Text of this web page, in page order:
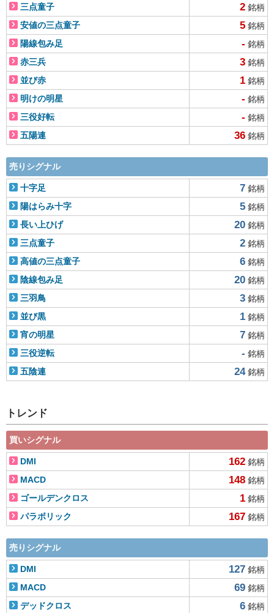
三点童子
2 銘柄
安値の三点童子
5 銘柄
陽線包み足
- 銘柄
赤三兵
3 銘柄
並び赤
1 銘柄
明けの明星
- 銘柄
三役好転
- 銘柄
五陽連
36 銘柄
売りシグナル
十字足 7 銘柄
陽はらみ十字
5 銘柄
長い上ひげ
20 銘柄
三点童子
2 銘柄
高値の三点童子
6 銘柄
陰線包み足
20 銘柄
三羽鳥
3 銘柄
並び黒
1 銘柄
宵の明星
7 銘柄
三役逆転
- 銘柄
五陰連
24銘柄
トレンド
買いシグナル
DMI 162 銘柄
MACD
148 銘柄
ゴールデンクロス
1 銘柄
パラボリック
167 銘柄
売りシグナル
DMI 127 銘柄
MACD
69 銘柄
デッドクロス
6 銘柄